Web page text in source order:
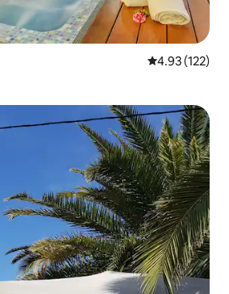
औसत रेटिंग 5 में से
4.93 (122)